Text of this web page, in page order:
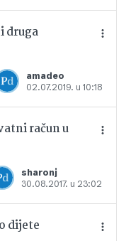
druga
amadeo
02.07.2019. u 10:18
u favorite
račun u
sharonj
30.08.2017. u 23:02
u favorite
dijete